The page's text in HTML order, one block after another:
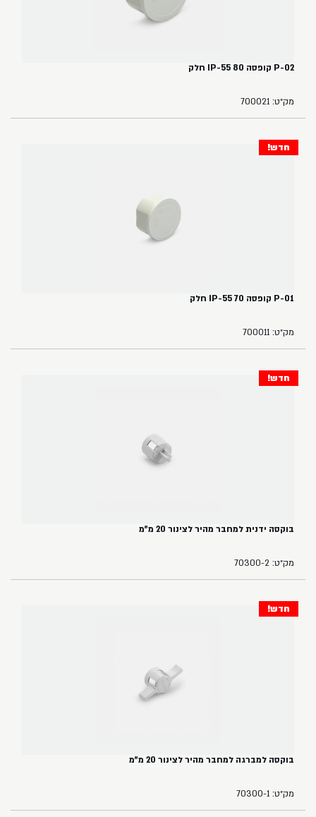
P-02 קופסה 80 IP-55 חלק
מק״ט: 700021
חדש!
P-01 קופסה 70 IP-55 חלק
מק״ט: 700011
חדש!
בוקסה ידנית למחבר מהיר לצינור 20 מ"מ
מק״ט: 70300-2
חדש!
בוקסה למברגה למחבר מהיר לצינור 20 מ"מ
מק״ט: 70300-1